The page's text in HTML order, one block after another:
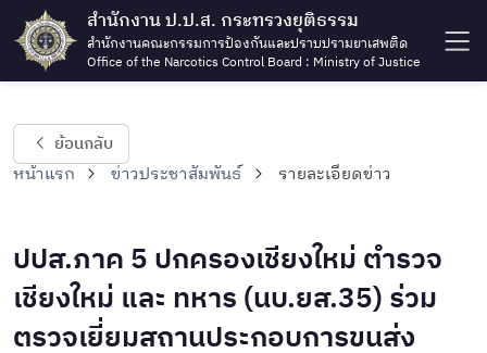
สำนักงาน ป.ป.ส. กระทรวงยุติธรรม
สำนักงานคณะกรรมการป้องกันและปราบปรามยาเสพติด
Office of the Narcotics Control Board : Ministry of Justice
ย้อนกลับ
หน้าแรก ข่าวประชาสัมพันธ์ รายละเอียดข่าว
ปปส.ภาค 5 ปกครองเชียงใหม่ ตำรวจ
เชียงใหม่ และ ทหาร (นบ.ยส.35) ร่วม
ตรวจเยี่ยมสถานประกอบการขนส่ง